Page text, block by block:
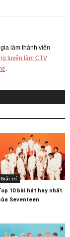
làm thành viên
tuyển làm CTV
.
Giải trí
10 bài hát hay nhất
Seventeen